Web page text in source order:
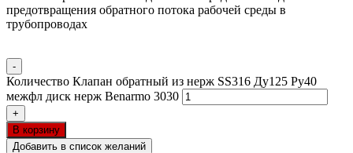
предотвращения обратного потока рабочей среды в
трубопроводах
-
Количество Клапан обратный из нерж SS316 Ду125 Ру40
межфл диск нерж Benarmo 3030
+
В корзину
Добавить в список желаний